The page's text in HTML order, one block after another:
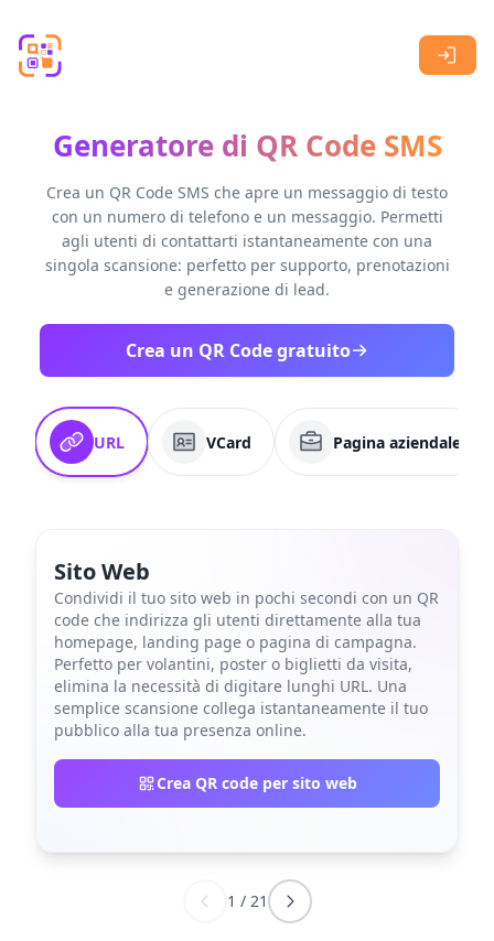
Generatore di QR Code SMS
Crea un QR Code SMS che apre un messaggio di testo
con un numero di telefono e un messaggio. Permetti
agli utenti di contattarti istantaneamente con una
singola scansione: perfetto per supporto, prenotazioni
e generazione di lead.
Crea un QR Code gratuito
URL VCard Pagina aziendale
Sito Web
Condividi il tuo sito web in pochi secondi con un QR
code che indirizza gli utenti direttamente alla tua
homepage, landing page o pagina di campagna.
Perfetto per volantini, poster o biglietti da visita,
elimina la necessità di digitare lunghi URL. Una
semplice scansione collega istantaneamente il tuo
pubblico alla tua presenza online.
Crea QR code per sito web
1 / 21